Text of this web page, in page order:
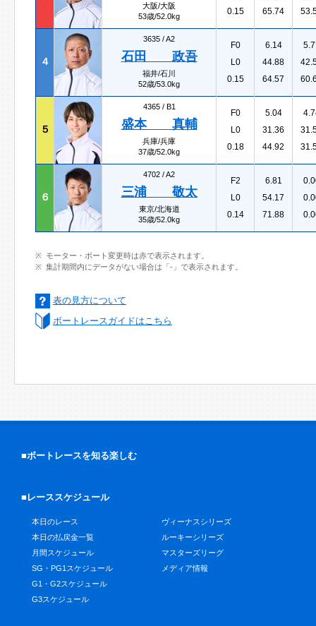
大阪/大阪
53歳/52.0kg
0.15
65.74
４
3635 /A2
石田 政吾
福井/石川
52歳/53.0kg
F0
L0
0.15
6.14
44.88
64.57
５
4365 / B1
盛本 真輔
兵庫/兵庫
37歳/52.0kg
F0
L0
0.18
5.04
31.36
44.92
６
4702 /A2
三浦 敬太
東京/北海道
35歳/52.0kg
F2
L0
0.14
6.81
54.17
71.88
モーター・ボート変更時は赤で表示されます。
集計期間内にデータがない場合は「-」で表示されます。
表の見方について
ボートレースガイドはこちら
■ボートレースを知る楽しむ
■レーススケジュール
本日のレース
本日の払戻金一覧
月間スケジュール
SG・PG1スケジュール
G1・G2スケジュール
G3スケジュール
ヴィーナスシリーズ
ルーキーシリーズ
マスターズリーグ
メディア情報